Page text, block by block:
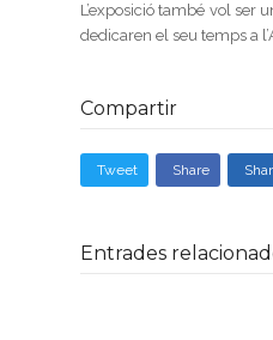
L’exposició també vol ser
dedicaren el seu temps a
Compartir
Tweet Share
Entrades